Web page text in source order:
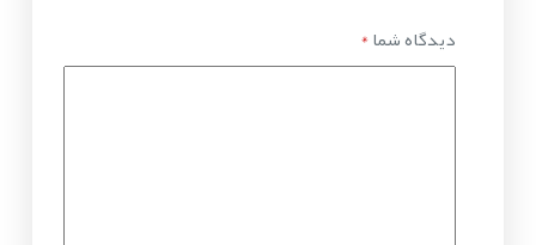
دیدگاه شما*